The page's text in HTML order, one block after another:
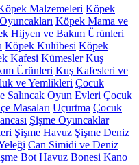
Malzemeleri Köpek
Köpek Mama ve
Hijyen ve Bakım Ürünleri
Köpek Kulübesi Köpek
Kafesi Kümesler Kuş
Ürünleri Kuş Kafesleri ve
ve Yemlikleri Çocuk
Salıncak Oyun Evleri Çocuk
Masaları Uçurtma Çocuk
Şişme Oyuncaklar
Şişme Havuz Şişme Deniz
Can Simidi ve Deniz
Bot Havuz Bonesi Kano